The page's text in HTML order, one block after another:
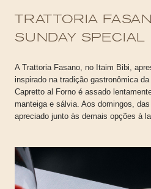
TRATTORIA
SUNDAY SPECIAL
A Trattoria Fasano, no Itaim Bibi,
inspirado na tradição gastronômica
Capretto al Forno é assado
manteiga e sálvia. Aos domingos,
apreciado junto às demais opções à